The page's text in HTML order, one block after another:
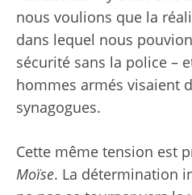
nous voulions que la
dans lequel nous
sécurité sans la police –
hommes armés visaient
synagogues.
Cette même tension est
Moïse. La détermination